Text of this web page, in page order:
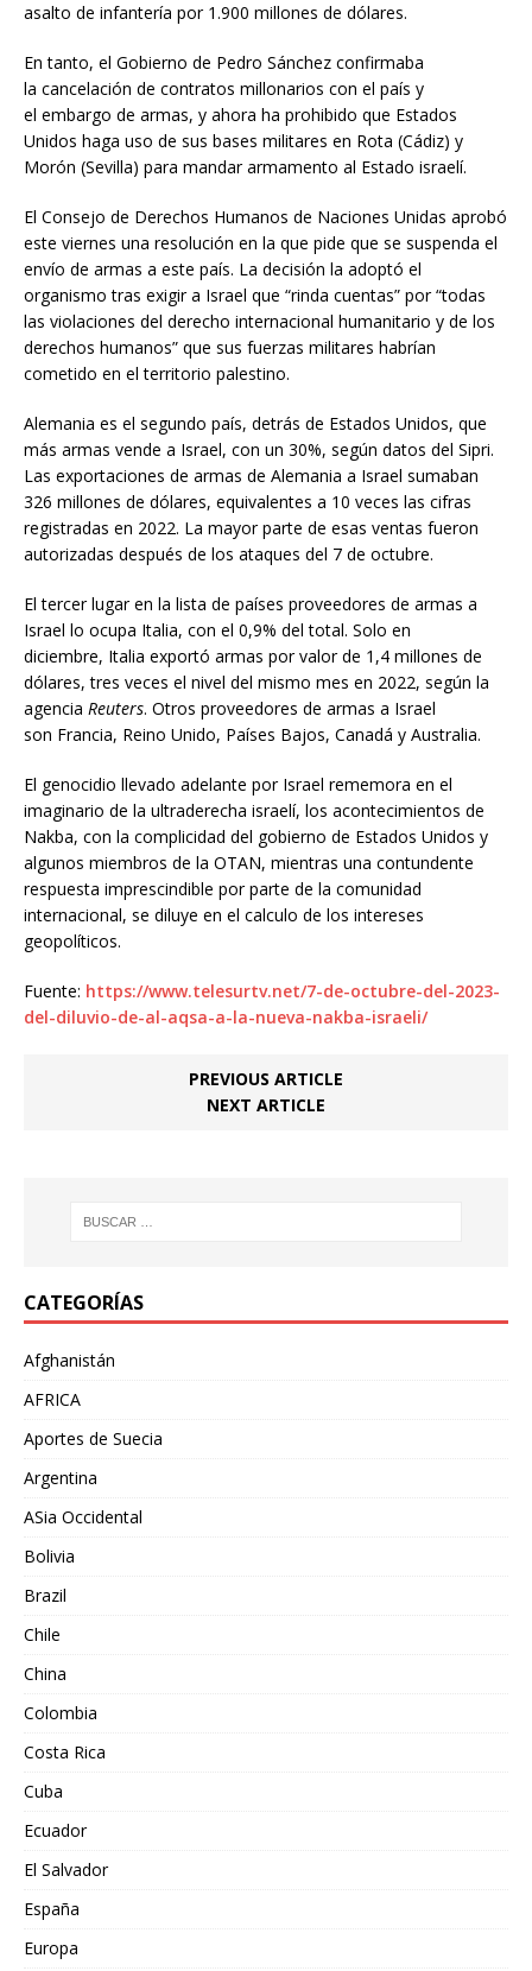
asalto de infantería por 1.900 millones de dólares.
En tanto, el Gobierno de Pedro Sánchez confirmaba
la cancelación de contratos millonarios con el país y
el embargo de armas, y ahora ha prohibido que Estados
Unidos haga uso de sus bases militares en Rota (Cádiz) y
Morón (Sevilla) para mandar armamento al Estado israelí.
El Consejo de Derechos Humanos de Naciones Unidas aprobó
este viernes una resolución en la que pide que se suspenda el
envío de armas a este país. La decisión la adoptó el
organismo tras exigir a Israel que “rinda cuentas” por “todas
las violaciones del derecho internacional humanitario y de los
derechos humanos” que sus fuerzas militares habrían
cometido en el territorio palestino.
Alemania es el segundo país, detrás de Estados Unidos, que
más armas vende a Israel, con un 30%, según datos del Sipri.
Las exportaciones de armas de Alemania a Israel sumaban
326 millones de dólares, equivalentes a 10 veces las cifras
registradas en 2022. La mayor parte de esas ventas fueron
autorizadas después de los ataques del 7 de octubre.
El tercer lugar en la lista de países proveedores de armas a
Israel lo ocupa Italia, con el 0,9% del total. Solo en
diciembre, Italia exportó armas por valor de 1,4 millones de
dólares, tres veces el nivel del mismo mes en 2022, según la
agencia Reuters. Otros proveedores de armas a Israel
son Francia, Reino Unido, Países Bajos, Canadá y Australia.
El genocidio llevado adelante por Israel rememora en el
imaginario de la ultraderecha israelí, los acontecimientos de
Nakba, con la complicidad del gobierno de Estados Unidos y
algunos miembros de la OTAN, mientras una contundente
respuesta imprescindible por parte de la comunidad
internacional, se diluye en el calculo de los intereses
geopolíticos.
Fuente: https://www.telesurtv.net/7-de-octubre-del-2023-
del-diluvio-de-al-aqsa-a-la-nueva-nakba-israeli/
PREVIOUS ARTICLE
NEXT ARTICLE
CATEGORÍAS
Afghanistán
AFRICA
Aportes de Suecia
Argentina
ASia Occidental
Bolivia
Brazil
Chile
China
Colombia
Costa Rica
Cuba
Ecuador
El Salvador
España
Europa